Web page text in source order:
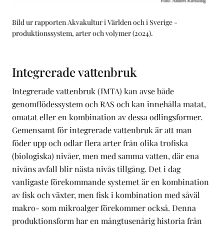
Bild ur rapporten Akvakultur i Världen och i Sverige -
produktionssystem, arter och volymer (2024).
Integrerade vattenbruk
Integrerade vattenbruk (IMTA) kan avse både
genomflödessystem och RAS och kan innehålla matat,
omatat eller en kombination av dessa odlingsformer.
Gemensamt för integrerade vattenbruk är att man
föder upp och odlar flera arter från olika trofiska
(biologiska) nivåer, men med samma vatten, där ena
nivåns avfall blir nästa nivås tillgång. Det i dag
vanligaste förekommande systemet är en kombination
av fisk och växter, men fisk i kombination med såväl
makro- som mikroalger förekommer också. Denna
produktionsform har en mångtusenårig historia från